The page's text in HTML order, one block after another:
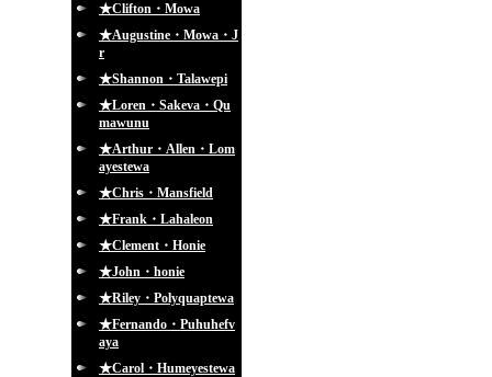
★Clifton・Mowa
★Augustine・Mowa・J
r
★Shannon・Talawepi
★Loren・Sakeva・Qu
mawunu
★Arthur・Allen・Lom
ayestewa
★Chris・Mansfield
★Frank・Lahaleon
★Clement・Honie
★John・honie
★Riley・Polyquaptewa
★Fernando・Puhuhefv
aya
★Carol・Humeyestewa